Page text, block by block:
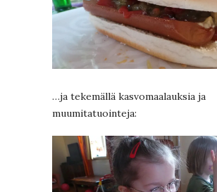
…ja tekemällä kasvomaalauksia ja
muumitatuointeja: